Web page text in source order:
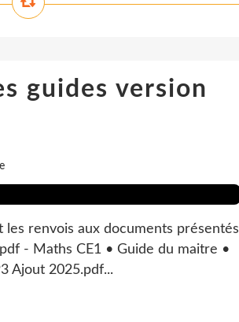
guides version
renvois aux documents présentés
- Maths CE1 • Guide du maitre •
Ajout 2025.pdf...